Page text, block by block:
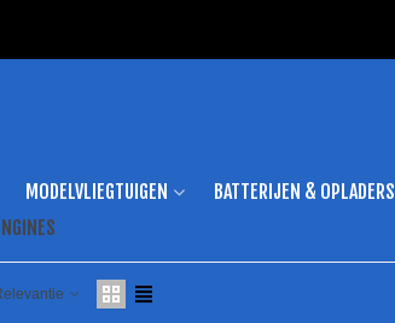
MODELVLIEGTUIGEN BATTERIJEN & OPLADERS